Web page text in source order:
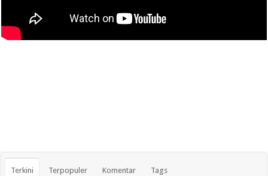
Terkini Terpopuler Komentar Tags